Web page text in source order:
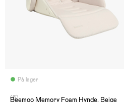
På lager
(6)
Beemoo Memory Foam Hynde, Beige